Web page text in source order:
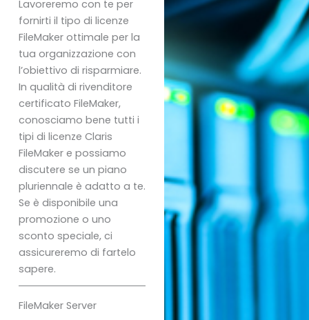
Lavoreremo con te per
fornirti il tipo di licenze
FileMaker ottimale per la
tua organizzazione con
l’obiettivo di risparmiare.
In qualità di rivenditore
certificato FileMaker,
conosciamo bene tutti i
tipi di licenze Claris
FileMaker e possiamo
discutere se un piano
pluriennale è adatto a te.
Se è disponibile una
promozione o uno
sconto speciale, ci
assicureremo di fartelo
sapere.
FileMaker Server